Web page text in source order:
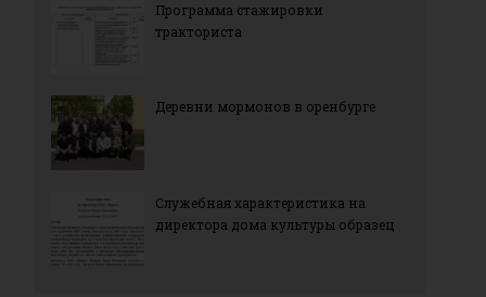
Программа стажировки
тракториста
Деревни мормонов в оренбурге
Служебная характеристика на
директора дома культуры образец